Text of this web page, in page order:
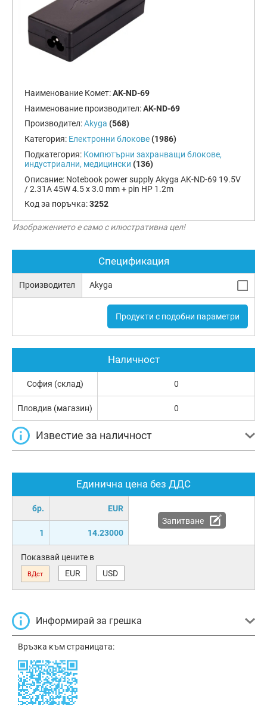
Наименование Комет:AK-ND-69
Наименование производител:AK-ND-69
Производител:Akyga (568)
Категория: Електронни блокове (1986)
Подкатегория: Компютърни захранващи блокове,
индустриални, медицински (136)
Описание: Notebook power supply Akyga AK-ND-69 19.5V
/ 2.31A 45W 4.5 x 3.0 mm + pin HP 1.2m
Код за поръчка:3252
Изображението е само с илюстративна цел!
Спецификация
Производител Akyga
Продукти с подобни параметри
Единична цена без ДДС
бр. EUR
1 14.23000
Запитване
Показвай цените в
ВДст EUR USD
Информирай за грешка
Връзка към страницата:
Наличност
София (склад) 0
Пловдив (магазин) 0
Известие за наличност